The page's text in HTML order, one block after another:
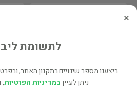
×
לתשומת
ביצענו מספר שינויים בתקנון האתר,
ניתן לעייןבמדיניות הפרטיות,